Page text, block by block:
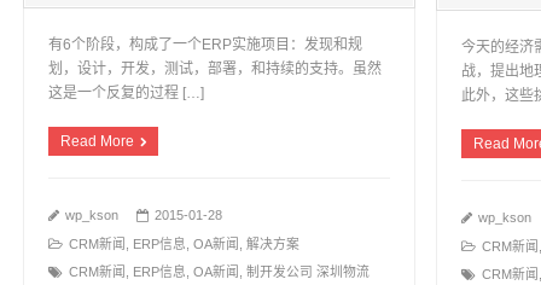
有6个阶段，构成了一个ERP实施项目：发现和规
划，设计，开发，测试，部署，和持续的支持。虽然
这是一个反复的过程 […]
Read More
wp_kson
2015-01-28
CRM新闻
ERP信息 OA新闻
解决方案
CRM新闻
ERP信息 OA新闻
制开发公司 深圳物流
今天的经济
战，提出地
此外，这些
Read
wp_kson
CRM新闻
CRM新闻